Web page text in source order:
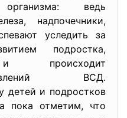
ведь
надпочечники,
уследить за
подростка,
происходит
ВСД.
детей и подростков
пока отметим, что